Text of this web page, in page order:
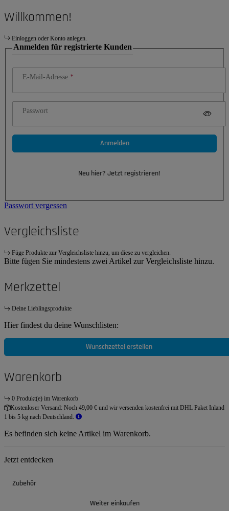
Willkommen!
Einloggen oder Konto anlegen.
Anmelden für registrierte Kunden
E-Mail-Adresse
Passwort
Anmelden
Neu hier? Jetzt registrieren!
Passwort vergessen
Vergleichsliste
Füge Produkte zur Vergleichsliste hinzu, um diese zu vergleichen.
Bitte fügen Sie mindestens zwei Artikel zur Vergleichsliste hinzu.
Merkzettel
Deine Lieblingsprodukte
Hier findest du deine Wunschlisten:
Wunschzettel erstellen
Warenkorb
0 Produkt(e) im Warenkorb
Kostenloser Versand: Noch 49,00 € und wir versenden kostenfrei mit DHL Paket Inland
1 bis 5 kg nach Deutschland.
Es befinden sich keine Artikel im Warenkorb.
Jetzt entdecken
Zubehör
Weiter einkaufen